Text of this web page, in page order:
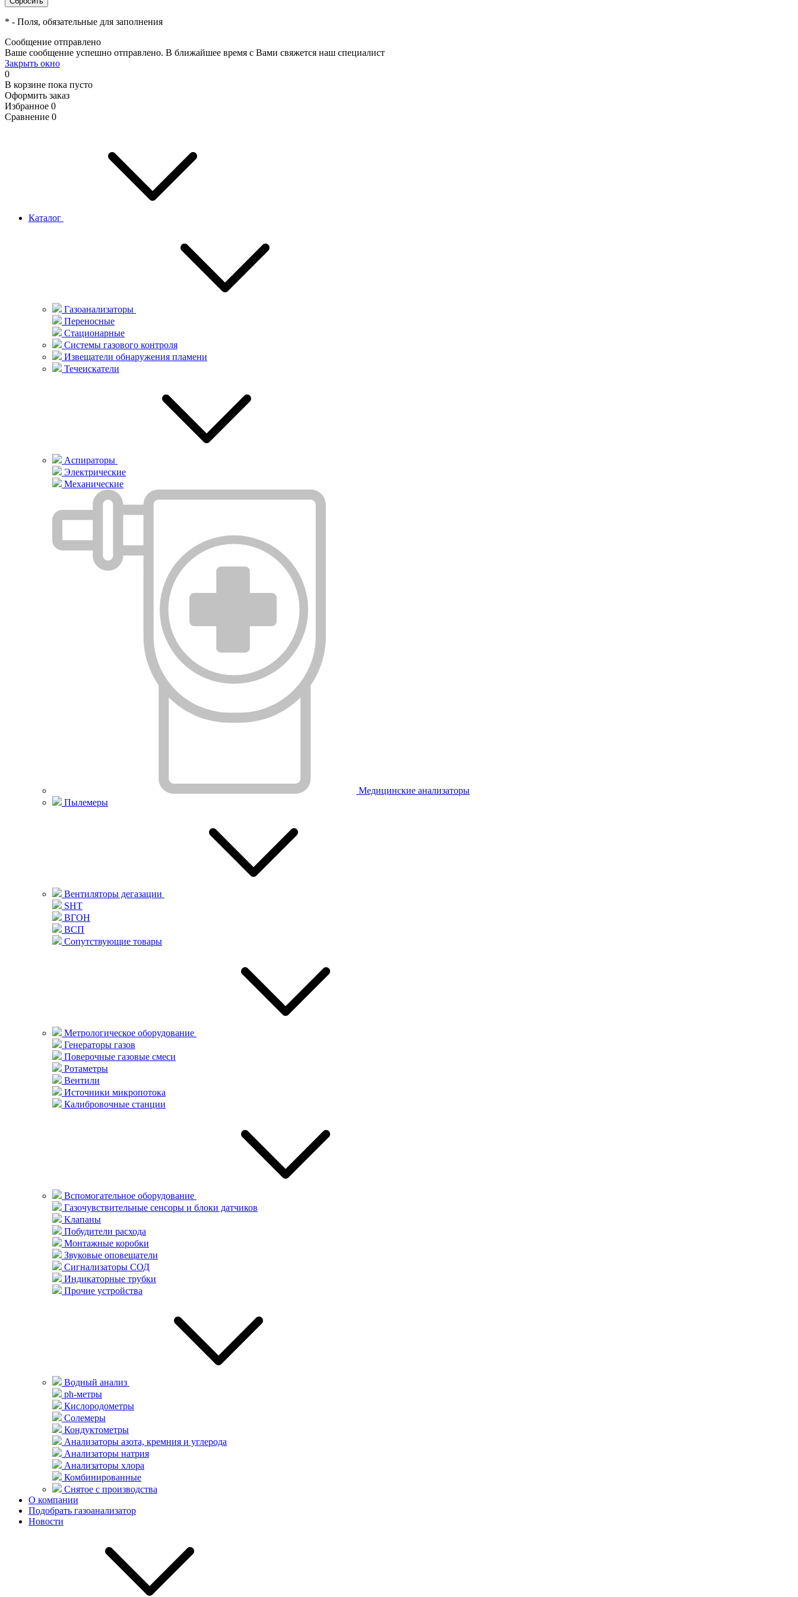
* - Поля, обязательные для заполнения
Сообщение отправлено
Ваше сообщение успешно отправлено. В ближайшее время с Вами свяжется наш специалист
Закрыть окно
0
В корзине пока пусто
Оформить заказ
Избранное 0
Сравнение 0
Каталог
Газоанализаторы
Переносные
Стационарные
Системы газового контроля
Извещатели обнаружения пламени
Течеискатели
Аспираторы
Электрические
Механические
Медицинские анализаторы
Пылемеры
Вентиляторы дегазации
SHT
ВГОН
ВСП
Сопутствующие товары
Метрологическое оборудование
Генераторы газов
Поверочные газовые смеси
Ротаметры
Вентили
Источники микропотока
Калибровочные станции
Вспомогательное оборудование
Газочувствительные сенсоры и блоки датчиков
Клапаны
Побудители расхода
Монтажные коробки
Звуковые оповещатели
Сигнализаторы СОД
Индикаторные трубки
Прочие устройства
Водный анализ
ph-метры
Кислородометры
Солемеры
Кондуктометры
Анализаторы азота, кремния и углерода
Анализаторы натрия
Анализаторы хлора
Комбинированные
Снятое с производства
О компании
Подобрать газоанализатор
Новости